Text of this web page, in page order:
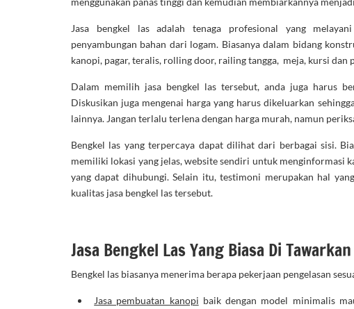
Jasa bengkel las adalah tenaga profesional yang
penyambungan bahan dari logam. Biasanya dalam bidang
kanopi, pagar, teralis, rolling door, railing tangga, meja, kursi dan
Dalam memilih jasa bengkel las tersebut, anda juga harus
Diskusikan juga mengenai harga yang harus dikeluarkan
lainnya. Jangan terlalu terlena dengan harga murah, namun
Bengkel las yang terpercaya dapat dilihat dari berbagai sisi.
memiliki lokasi yang jelas, website sendiri untuk menginformasi
yang dapat dihubungi. Selain itu, testimoni merupakan hal
kualitas jasa bengkel las tersebut.
Jasa Bengkel Las Yang Biasa Di
Bengkel las biasanya menerima berapa pekerjaan pengelasan
Jasa pembuatan kanopi baik dengan model minimalis